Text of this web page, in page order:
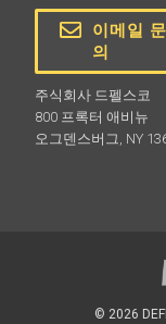
이메일 문
의
주식회사 드펠스코
800 프록터 애비뉴
오그덴스버그, NY
© 2026